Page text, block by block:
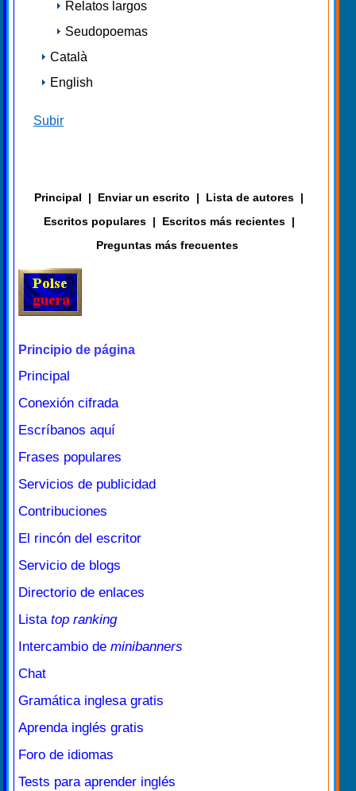
Relatos largos
Seudopoemas
Català
English
Subir
Principal | Enviar un escrito | Lista de autores |
Escritos populares | Escritos más recientes |
Preguntas más frecuentes
Principio de página
Principal
Conexión cifrada
Escríbanos aquí
Frases populares
Servicios de publicidad
Contribuciones
El rincón del escritor
Servicio de blogs
Directorio de enlaces
Lista top ranking
Intercambio de minibanners
Chat
Gramática inglesa gratis
Aprenda inglés gratis
Foro de idiomas
Tests para aprender inglés